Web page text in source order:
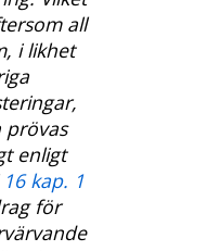
all
i likhet
prövas
enligt
16 kap. 1
för